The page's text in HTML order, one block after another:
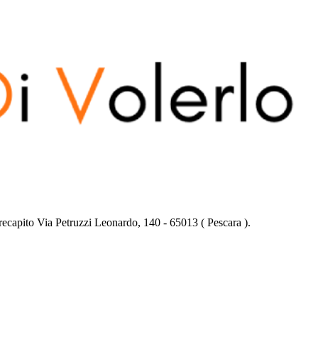
Via Petruzzi Leonardo, 140 - 65013 ( Pescara ).